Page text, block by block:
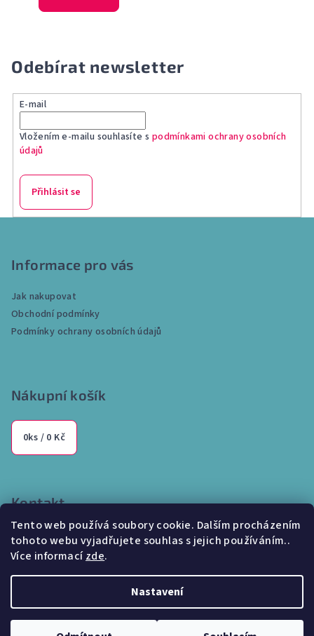
Tento web používá soubory cookie. Dalším procházením
tohoto webu vyjadřujete souhlas s jejich používáním..
Více informacízde.
Nastavení
Odebírat newsletter
E-mail
Vložením e-mailu souhlasíte s podmínkami ochrany osobních
údajů
Přihlásit se
Informace pro vás
Jak nakupovat
Obchodní podmínky
Podmínky ochrany osobních údajů
Nákupní košík
0ks / 0 Kč
Kontakt
info @internetparfem.cz
603 100 829
Internetparfem.cz